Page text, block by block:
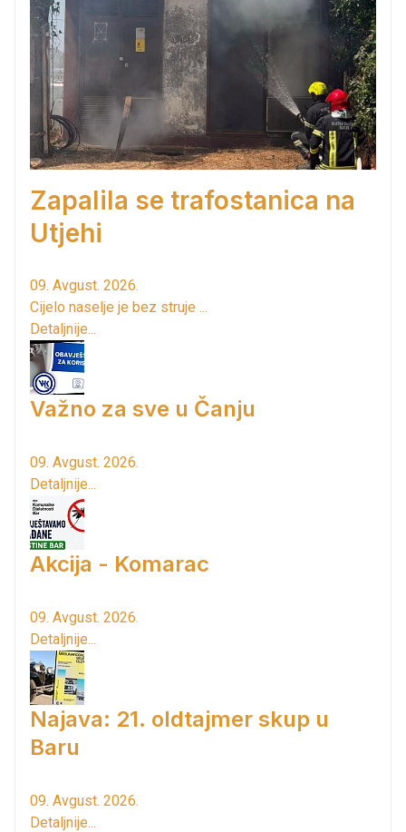
Zapalila se trafostanica na
Utjehi
09. Avgust. 2026.
Cijelo naselje je bez struje ...
Detaljnije...
Važno za sve u Čanju
09. Avgust. 2026.
Detaljnije...
Akcija - Komarac
09. Avgust. 2026.
Detaljnije...
Najava: 21. oldtajmer skup u
Baru
09. Avgust. 2026.
Detaljnije...